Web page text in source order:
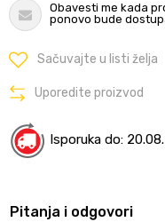
Obavesti me kada
ponovo bude
Sačuvajte u listi želja
Uporedite proizvod
Isporuka do:
Pitanja i odgovori